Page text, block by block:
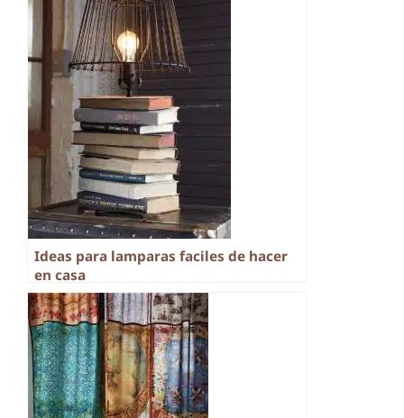
Ideas para lamparas faciles de hacer
en casa